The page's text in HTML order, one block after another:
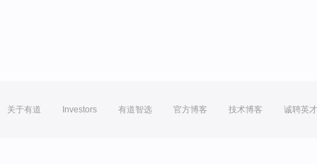
关于有道 Investors 有道智选 官方博客 技术博客 诚聘英才